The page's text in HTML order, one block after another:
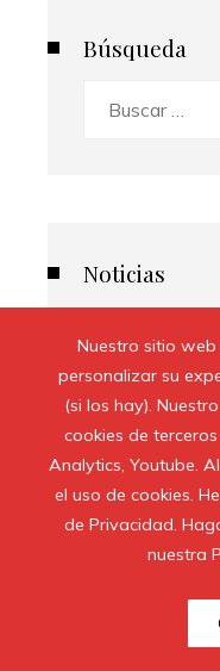
Nuestro sitio
personalizar su
(si los hay).
cookies de
Analytics, Youtube.
el uso de cookies.
de Privacidad.
nuestra
Búsqueda
Noticias